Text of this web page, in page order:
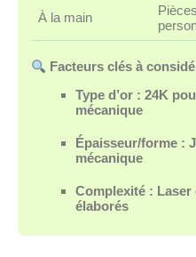
À la main
Facteurs clés à
Type d’or : 24K
mécanique
Épaisseur/forme :
mécanique
Complexité :
élaborés